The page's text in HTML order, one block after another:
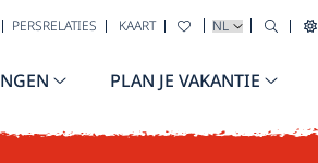
PERSRELATIES KAART TAAL SELECTEREN
PLAN JE VAKANTIE